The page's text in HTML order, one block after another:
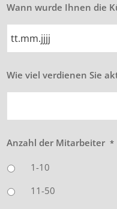
Punkt
MM
Punkt
Wann wurde Ihnen die
Punkt
MM
Wie viel verdienen Sie
Anzahl der Mitarbeiter *
1-10
11-50